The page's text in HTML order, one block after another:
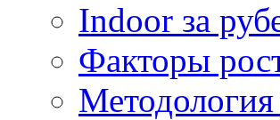
Indoor за
Факторы